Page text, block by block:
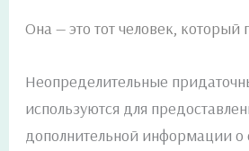
Она — это тот человек, который
Неопределительные
используются для
дополнительной информации о